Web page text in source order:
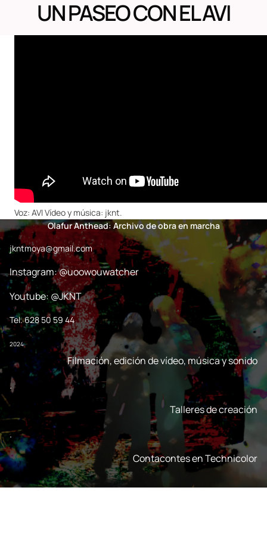
UN PASEO CON EL AVI
Voz: AVI Vídeo y música: jknt.
Olafur Anthead: Archivo de obra en marcha
jkntmoya@gmail.com
Instagram: @uoowouwatcher
Youtube: @JKNT
Tel. 628 50 59 44
2024
Filmación, edición de vídeo, música y sonido
.
Talleres de creación
.
Contacontes en Technicolor